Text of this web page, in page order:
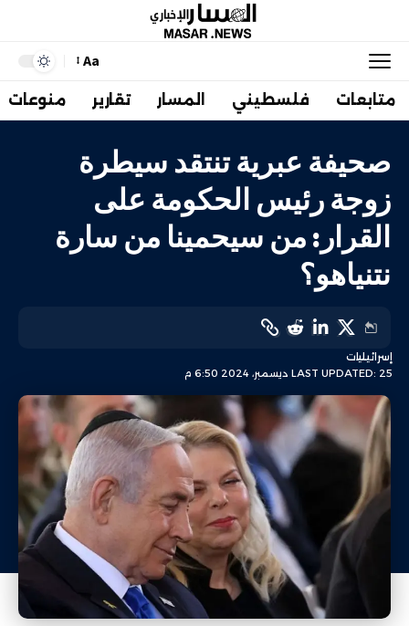
Aa
متابعات فلسطيني المسار تقارير منوعات
صحيفة عبرية تنتقد سيطرة
زوجة رئيس الحكومة على
القرار: من سيحمينا من سارة
نتنياهو؟
LAST UPDATED: 25 ديسمبر، 2024 6:50 م
إسرائيليات